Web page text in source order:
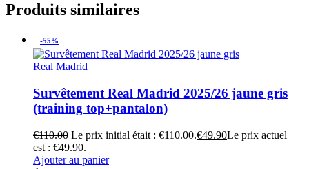
Produits similaires
-55%
Real Madrid
Survêtement Real Madrid 2025/26 jaune gris
(training top+pantalon)
€110.00 Le prix initial était : €110.00.€49.90Le prix actuel
est : €49.90.
Ajouter au panier